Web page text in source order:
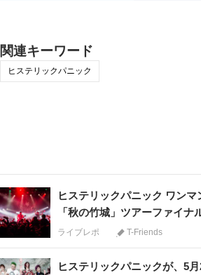
関連キーワード
ヒステリックパニック
ヒステリックパニック ワンマ
「秋の竹城」ツアーファイナ
ライブレポ T-Friends
ヒステリックパニックが、5